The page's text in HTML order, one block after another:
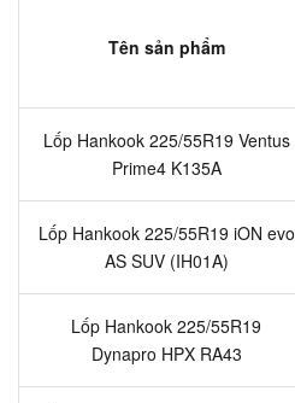
Tên sản phẩm
Lốp Hankook 225/55R19 Ventus
Prime4 K135A
Lốp Hankook 225/55R19 iON evo
AS SUV (IH01A)
Lốp Hankook 225/55R19
Dynapro HPX RA43